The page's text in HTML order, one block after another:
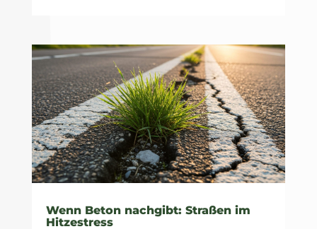
Wenn Beton nachgibt: Straßen im
Hitzestress